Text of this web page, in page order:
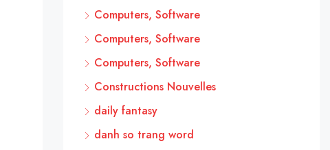
Computers, Software
Computers, Software
Computers, Software
Constructions Nouvelles
daily fantasy
danh so trang word